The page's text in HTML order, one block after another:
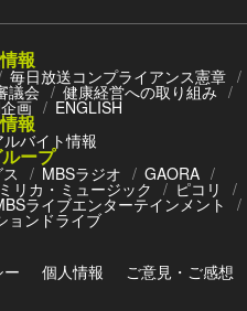
報
毎日放送コンプライアンス憲章
議会 健康経営への取り組み
画 ENGLISH
報
ルバイト情報
ープ
MBSラジオ GAORA
ミリカ・ミュージック ピコリ
ライブエンターテインメント
ョンドライブ
個人情報 ご意見・ご感想